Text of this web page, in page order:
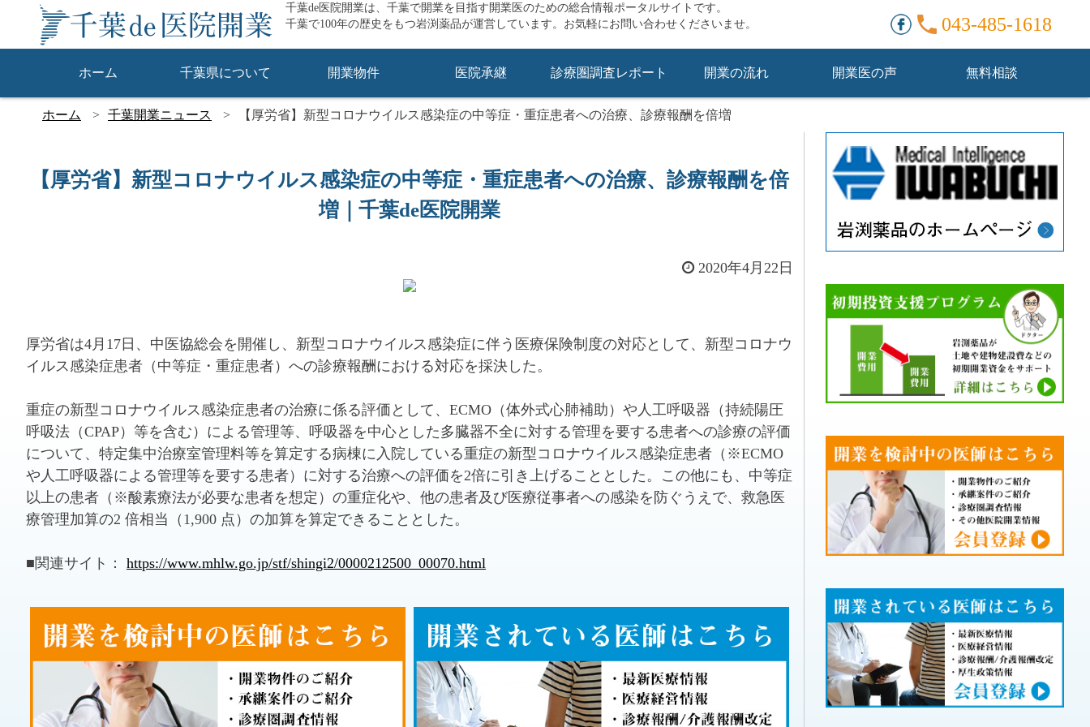
千葉de医院開業は、千葉で開業を目指す開業医のための総合情報ポータルサイトです。
千葉で100年の歴史をもつ岩渕薬品が運営しています。お気軽にお問い合わせくださいませ。
043-485-1618
ホーム 千葉県について 開業物件 医院承継 診療圏調査レポート 開業の流れ 開業医の声 無料相談
ホーム 千葉開業ニュース 【厚労省】新型コロナウイルス感染症の中等症・重症患者への治療、診療報酬を倍増
【厚労省】新型コロナウイルス感染症の中等症・重症患者への治療、診療報酬を倍
増｜千葉de医院開業
2020年4月22日
厚労省は4月17日、中医協総会を開催し、新型コロナウイルス感染症に伴う医療保険制度の対応として、新型コロナウ
イルス感染症患者（中等症・重症患者）への診療報酬における対応を採決した。
重症の新型コロナウイルス感染症患者の治療に係る評価として、ECMO（体外式心肺補助）や人工呼吸器（持続陽圧
呼吸法（CPAP）等を含む）による管理等、呼吸器を中心とした多臓器不全に対する管理を要する患者への診療の評価
について、特定集中治療室管理料等を算定する病棟に入院している重症の新型コロナウイルス感染症患者（※ECMO
や人工呼吸器による管理等を要する患者）に対する治療への評価を2倍に引き上げることとした。この他にも、中等症
以上の患者（※酸素療法が必要な患者を想定）の重症化や、他の患者及び医療従事者への感染を防ぐうえで、救急医
療管理加算の2 倍相当（1,900 点）の加算を算定できることとした。
■関連サイト： https://www.mhlw.go.jp/stf/shingi2/0000212500_00070.html